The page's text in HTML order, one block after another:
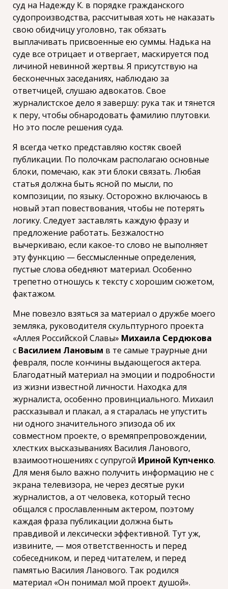
суд на Надежду К. в порядке гражданского
судопроизводства, рассчитывая хоть не наказать
свою обидчицу уголовно, так обязать
выплачивать присвоенные ею суммы. Надька на
суде все отрицает и отвергает, маскируется под
личиной невинной жертвы. Я присутствую на
бесконечных заседаниях, наблюдаю за
ответчицей, слушаю адвокатов. Свое
журналистское дело я завершу: рука так и тянется
к перу, чтобы обнародовать фамилию плутовки.
Но это после решения суда.
Я всегда четко представляю костяк своей
публикации. По полочкам располагаю основные
блоки, помечаю, как эти блоки связать. Любая
статья должна быть ясной по мысли, по
композиции, по языку. Осторожно включаюсь в
новый этап повествования, чтобы не потерять
логику. Следует заставлять каждую фразу и
предложение работать. Безжалостно
вычеркиваю, если какое-то слово не выполняет
эту функцию — бессмысленные определения,
пустые слова обедняют материал. Особенно
трепетно отношусь к тексту с хорошим сюжетом,
фактажом.
Мне повезло взяться за материал о дружбе моего
земляка, руководителя скульптурного проекта
«Аллея Российской Славы» Михаила Сердюкова
с Василием Лановым в те самые траурные дни
февраля, после кончины выдающегося актера.
Благодатный материал на эмоции и подробности
из жизни известной личности. Находка для
журналиста, особенно провинциального. Михаил
рассказывал и плакал, а я старалась не упустить
ни одного значительного эпизода об их
совместном проекте, о времяпрепровождении,
хлестких высказываниях Василия Ланового,
взаимоотношениях с супругой Ириной Купченко.
Для меня было важно получить информацию не с
экрана телевизора, не через десятые руки
журналистов, а от человека, который тесно
общался с прославленным актером, поэтому
каждая фраза публикации должна быть
правдивой и лексически эффективной. Тут уж,
извините, — моя ответственность и перед
собеседником, и перед читателем, и перед
памятью Василия Ланового. Так родился
материал «Он понимал мой проект душой».